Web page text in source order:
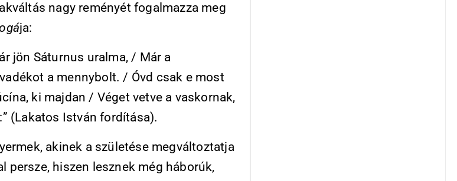
nagy reményét fogalmazza meg
ja:
jön Sáturnus uralma, / Már a
a mennybolt. / Óvd csak e most
ki majdan / Véget vetve a vaskornak,
(Lakatos István fordítása).
akinek a születése megváltoztatja
persze, hiszen lesznek még háborúk,